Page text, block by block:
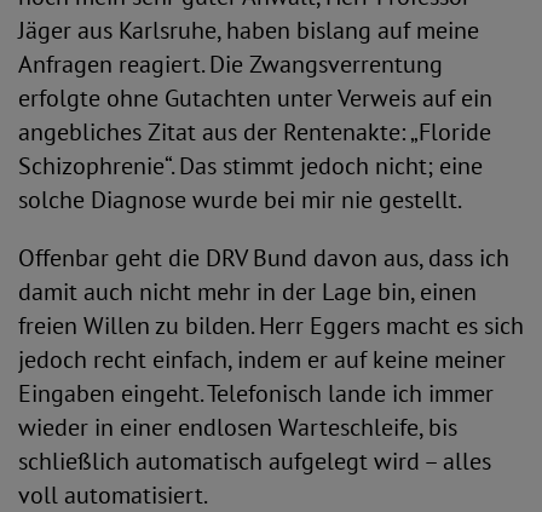
Jäger aus Karlsruhe, haben bislang auf meine
Anfragen reagiert. Die Zwangsverrentung
erfolgte ohne Gutachten unter Verweis auf ein
angebliches Zitat aus der Rentenakte: „Floride
Schizophrenie“. Das stimmt jedoch nicht; eine
solche Diagnose wurde bei mir nie gestellt.
Offenbar geht die DRV Bund davon aus, dass ich
damit auch nicht mehr in der Lage bin, einen
freien Willen zu bilden. Herr Eggers macht es sich
jedoch recht einfach, indem er auf keine meiner
Eingaben eingeht. Telefonisch lande ich immer
wieder in einer endlosen Warteschleife, bis
schließlich automatisch aufgelegt wird – alles
voll automatisiert.